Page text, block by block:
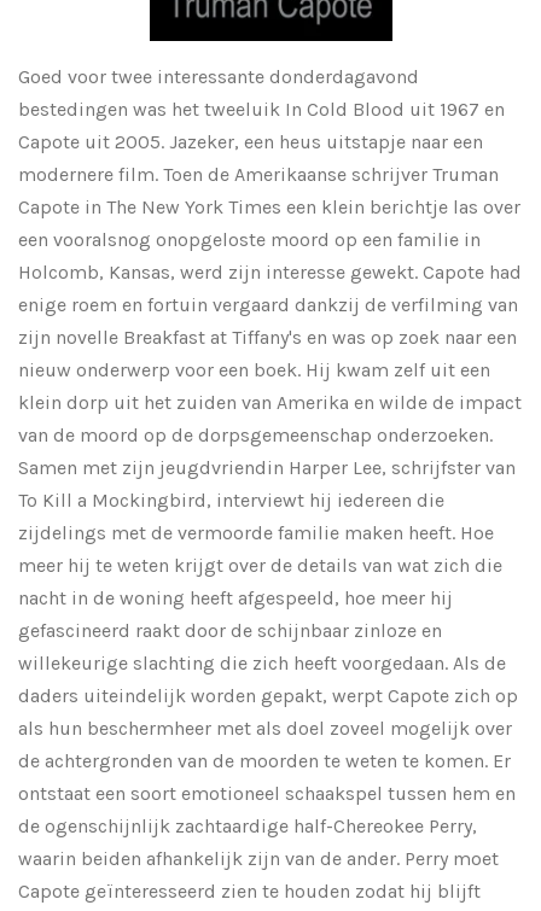
Goed voor twee interessante donderdagavond
bestedingen was het tweeluik In Cold Blood uit 1967 en
Capote uit 2005. Jazeker, een heus uitstapje naar een
modernere film. Toen de Amerikaanse schrijver Truman
Capote in The New York Times een klein berichtje las over
een vooralsnog onopgeloste moord op een familie in
Holcomb, Kansas, werd zijn interesse gewekt. Capote had
enige roem en fortuin vergaard dankzij de verfilming van
zijn novelle Breakfast at Tiffany's en was op zoek naar een
nieuw onderwerp voor een boek. Hij kwam zelf uit een
klein dorp uit het zuiden van Amerika en wilde de impact
van de moord op de dorpsgemeenschap onderzoeken.
Samen met zijn jeugdvriendin Harper Lee, schrijfster van
To Kill a Mockingbird, interviewt hij iedereen die
zijdelings met de vermoorde familie maken heeft. Hoe
meer hij te weten krijgt over de details van wat zich die
nacht in de woning heeft afgespeeld, hoe meer hij
gefascineerd raakt door de schijnbaar zinloze en
willekeurige slachting die zich heeft voorgedaan. Als de
daders uiteindelijk worden gepakt, werpt Capote zich op
als hun beschermheer met als doel zoveel mogelijk over
de achtergronden van de moorden te weten te komen. Er
ontstaat een soort emotioneel schaakspel tussen hem en
de ogenschijnlijk zachtaardige half-Chereokee Perry,
waarin beiden afhankelijk zijn van de ander. Perry moet
Capote geïnteresseerd zien te houden zodat hij blijft